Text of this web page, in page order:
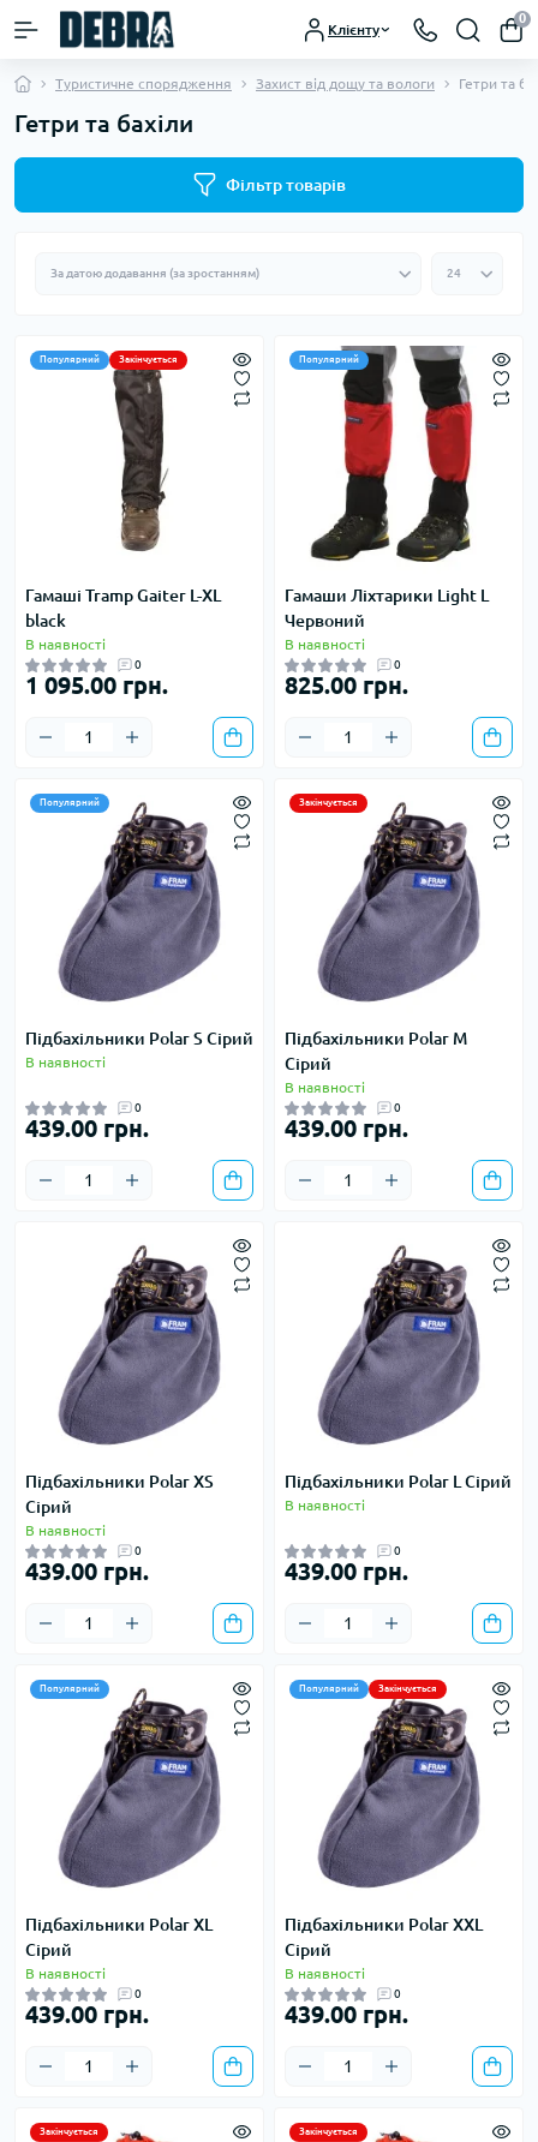
Клієнту
0
Туристичне спорядження Захист від дощу та вологи Гетри та
Гетри та бахіли
Фільтр товарів
Популярний Закінчується
Гамаші Tramp Gaiter L-XL
black
В наявності
0
1 095.00 грн.
Популярний
Гамаши Ліхтарики Light L
Червоний
В наявності
0
825.00 грн.
Популярний
Підбахільники Polar S Сірий
В наявності
0
439.00 грн.
Закінчується
Підбахільники Polar M
Сірий
В наявності
0
439.00 грн.
Підбахільники Polar XS
Сірий
В наявності
0
439.00 грн.
Підбахільники Polar L Сірий
В наявності
0
439.00 грн.
Популярний
Підбахільники Polar XL
Сірий
В наявності
0
439.00 грн.
Популярний Закінчується
Підбахільники Polar XXL
Сірий
В наявності
0
439.00 грн.
Закінчується Закінчується